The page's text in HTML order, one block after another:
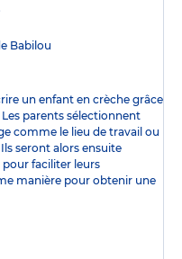
Babilou
un enfant en crèche grâce
parents sélectionnent
comme le lieu de travail ou
seront alors ensuite
faciliter leurs
manière pour obtenir une